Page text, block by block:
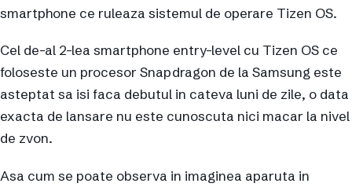
smartphone ce ruleaza sistemul de operare Tizen OS.
Cel de-al 2-lea smartphone entry-level cu Tizen OS ce
foloseste un procesor Snapdragon de la Samsung este
asteptat sa isi faca debutul in cateva luni de zile, o data
exacta de lansare nu este cunoscuta nici macar la nivel
de zvon.
Asa cum se poate observa in imaginea aparuta in